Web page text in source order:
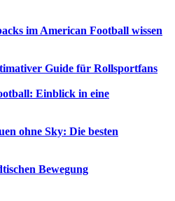
im American Football wissen
Guide für Rollsportfans
Einblick in eine
ohne Sky: Die besten
Bewegung